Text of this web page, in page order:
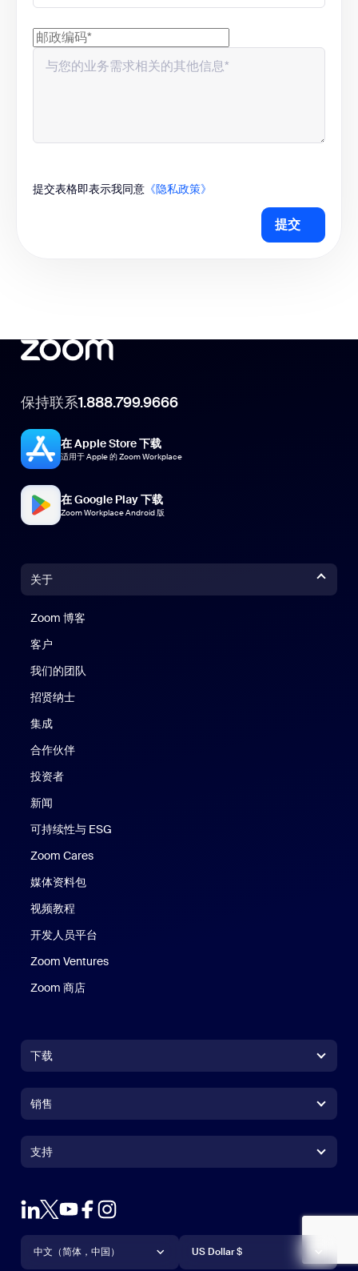
提交表格即表示我同意 《隐私政策》
提交
保持联系1.888.799.9666
在 Apple Store 下载
适用于 Apple 的 Zoom Workplace
在 Google Play 下载
Zoom Workplace Android 版
关于
Zoom 博客
客户
我们的团队
招贤纳士
集成
合作伙伴
投资者
新闻
可持续性与 ESG
Zoom Cares
媒体资料包
视频教程
开发人员平台
Zoom Ventures
Zoom 商店
下载
Zoom Rooms 应用Zoom Rooms 应用
Zoom Rooms Controller
Outlook 插件
Android 应用Android 应用
销售
联系销售人员
申请演示
网络研讨会和活动
支持
支持
账户
语言
中文（简体，中国）
货币
US Dollar $